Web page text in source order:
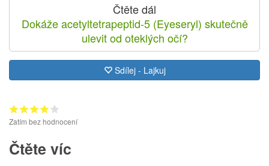
Čtěte dál
Dokáže acetyltetrapeptid-5 (Eyeseryl) skutečně
ulevit od oteklých očí?
Sdílej - Lajkuj
Zatím bez hodnocení
Čtěte víc